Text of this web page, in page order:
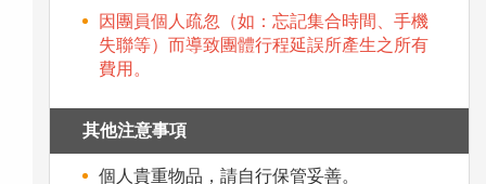
因團員個人疏忽（如：忘記集合時間、手機
失聯等）而導致團體行程延誤所產生之所有
費用。
其他注意事項
個人貴重物品，請自行保管妥善。